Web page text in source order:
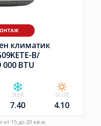
климатик
B/
000 BTU
SEER
7.40
SCOP
4.10
15 до 20 кв.м.